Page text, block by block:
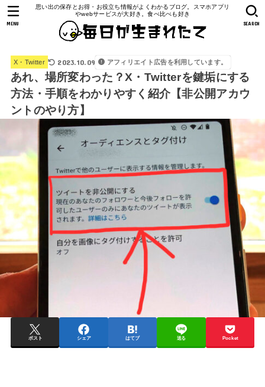
思い出の保存とお得・お役立ち情報がよくわかるブログ。スマホアプリ
やwebサービスが大好き。食べ比べも好き
SEARCH
MENU
X・Twitter 2023.10.09 アフィリエイト広告を利用しています。
あれ、場所変わった？X・Twitterを鍵垢にする
方法・手順をわかりやすく紹介【非公開アカウ
ントのやり方】
ポスト シェア はてブ 送る Pocket